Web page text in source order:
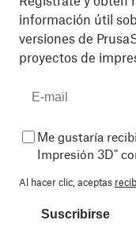
información útil
versiones de
proyectos de
Me gustaría
Impresión 3D"
Al hacer clic, aceptas
Suscribirse